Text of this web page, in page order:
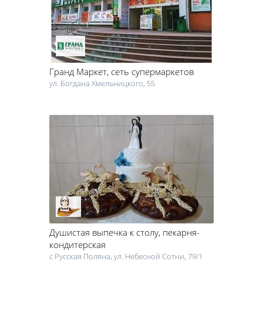
В некоторых заведениях, помимо традиционного "сладкого"
меню, подают и другие блюда. Кондитерские имеют свое
собственное производство, так что вы всегда можете
рассчитывать на самые свежие сладости. Уютная атмосфера,
легкая музыка и хорошая компания – вечер в кондитерской
пройдет незабываемо. Чтобы испробовать все вкусности,
предложенные черкасскими кондитерскими, одного дня не
Гранд Маркет, сеть супермаркетов
ул. Богдана Хмельницкого, 55
Душистая выпечка к столу, пекарня-
кондитерская
с Русская Поляна, ул. Небесной Сотни, 79/1